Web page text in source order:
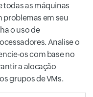
todas as máquinas
problemas em seu
o uso de
Analise o
os com base no
a alocação
grupos de VMs.